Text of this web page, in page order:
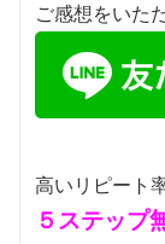
ご感想をいた
高いリピート
５ステップ